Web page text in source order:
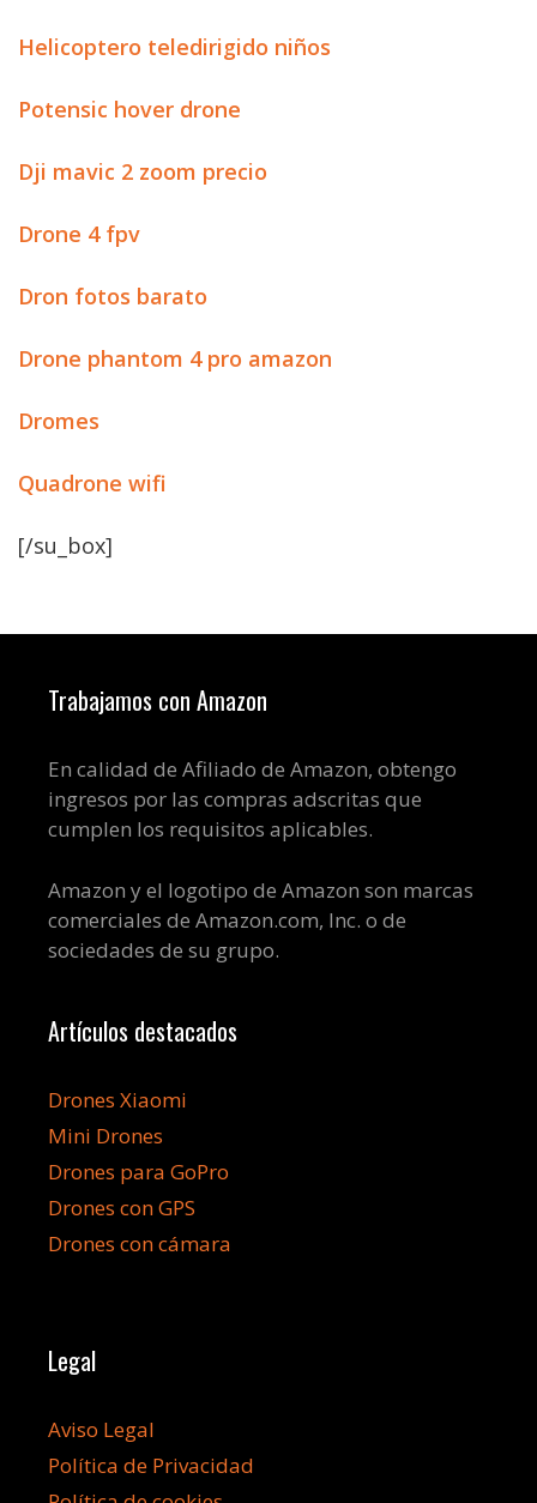
Helicoptero teledirigido niños
Potensic hover drone
Dji mavic 2 zoom precio
Drone 4 fpv
Dron fotos barato
Drone phantom 4 pro amazon
Dromes
Quadrone wifi
[/su_box]
Trabajamos con Amazon
En calidad de Afiliado de Amazon, obtengo
ingresos por las compras adscritas que
cumplen los requisitos aplicables.
Amazon y el logotipo de Amazon son marcas
comerciales de Amazon.com, Inc. o de
sociedades de su grupo.
Artículos destacados
Drones Xiaomi
Mini Drones
Drones para GoPro
Drones con GPS
Drones con cámara
Legal
Aviso Legal
Política de Privacidad